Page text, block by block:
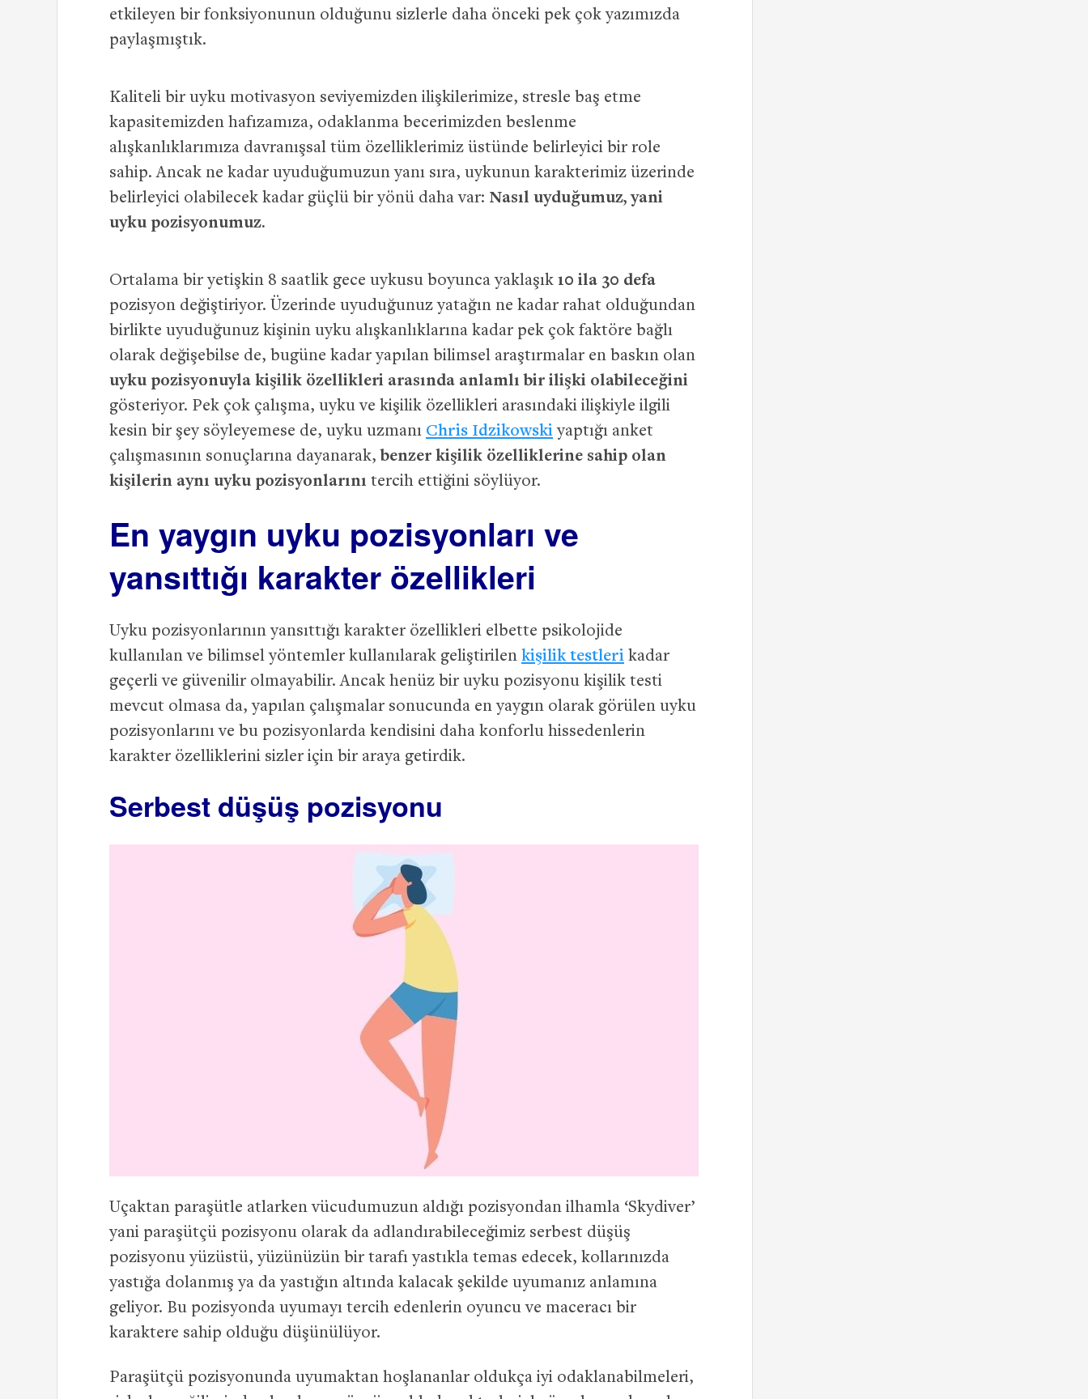
etkileyen bir fonksiyonunun olduğunu sizlerle daha önceki pek çok yazımızda
paylaşmıştık.
Kaliteli bir uyku motivasyon seviyemizden ilişkilerimize, stresle baş etme
kapasitemizden hafızamıza, odaklanma becerimizden beslenme
alışkanlıklarımıza davranışsal tüm özelliklerimiz üstünde belirleyici bir role
sahip. Ancak ne kadar uyuduğumuzun yanı sıra, uykunun karakterimiz üzerinde
belirleyici olabilecek kadar güçlü bir yönü daha var: Nasıl uyduğumuz, yani
uyku pozisyonumuz.
Ortalama bir yetişkin 8 saatlik gece uykusu boyunca yaklaşık 10 ila 30 defa
pozisyon değiştiriyor. Üzerinde uyuduğunuz yatağın ne kadar rahat olduğundan
birlikte uyuduğunuz kişinin uyku alışkanlıklarına kadar pek çok faktöre bağlı
olarak değişebilse de, bugüne kadar yapılan bilimsel araştırmalar en baskın olan
uyku pozisyonuyla kişilik özellikleri arasında anlamlı bir ilişki olabileceğini
gösteriyor. Pek çok çalışma, uyku ve kişilik özellikleri arasındaki ilişkiyle ilgili
kesin bir şey söyleyemese de, uyku uzmanı Chris Idzikowskiyaptığı anket
çalışmasının sonuçlarına dayanarak, benzer kişilik özelliklerine sahip olan
kişilerin aynı uyku pozisyonlarını tercih ettiğini söylüyor.
En yaygın uyku pozisyonları ve
yansıttığı karakter özellikleri
Uyku pozisyonlarının yansıttığı karakter özellikleri elbette psikolojide
kullanılan ve bilimsel yöntemler kullanılarak geliştirilen kişilik testleri kadar
geçerli ve güvenilir olmayabilir. Ancak henüz bir uyku pozisyonu kişilik testi
mevcut olmasa da, yapılan çalışmalar sonucunda en yaygın olarak görülen uyku
pozisyonlarını ve bu pozisyonlarda kendisini daha konforlu hissedenlerin
karakter özelliklerini sizler için bir araya getirdik.
Serbest düşüş pozisyonu
Uçaktan paraşütle atlarken vücudumuzun aldığı pozisyondan ilhamla ‘Skydiver’
yani paraşütçü pozisyonu olarak da adlandırabileceğimiz serbest düşüş
pozisyonu yüzüstü, yüzünüzün bir tarafı yastıkla temas edecek, kollarınızda
yastığa dolanmış ya da yastığın altında kalacak şekilde uyumanız anlamına
geliyor. Bu pozisyonda uyumayı tercih edenlerin oyuncu ve maceracı bir
karaktere sahip olduğu düşünülüyor.
Paraşütçü pozisyonunda uyumaktan hoşlananlar oldukça iyi odaklanabilmeleri,